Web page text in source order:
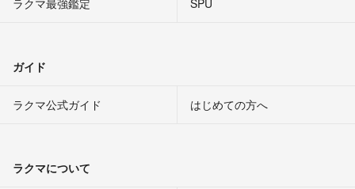
ガイド
ラクマ公式ガイド はじめての方へ
ラクマについて